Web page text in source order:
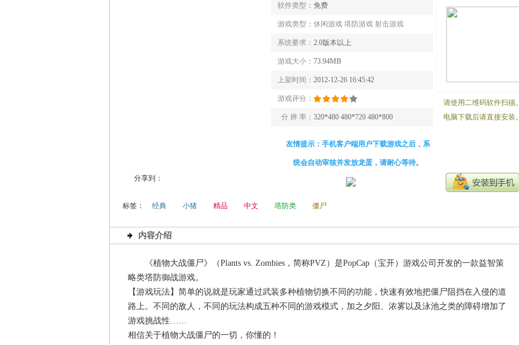
分享到：
软件类型： 免费
游戏类型： 休闲游戏 塔防游戏 射击游戏
系统要求： 2.0版本以上
游戏大小： 73.94MB
上架时间： 2012-12-26 16:45:42
游戏评分：
分 辨 率： 320*480 480*720 480*800
友情提示：手机客户端用户下载游戏之后，系
统会自动审核并发放龙蛋，请耐心等待。
标签： 经典 小猪 精品 中文 塔防类 僵尸
请使用二维码软件扫描。
电脑下载后请直接安装。
内容介绍
《植物大战僵尸》（Plants vs. Zombies，简称PVZ）是PopCap（宝开）游戏公司开发的一款益智策
略类塔防御战游戏。
【游戏玩法】简单的说就是玩家通过武装多种植物切换不同的功能，快速有效地把僵尸阻挡在入侵的道
路上。不同的敌人，不同的玩法构成五种不同的游戏模式，加之夕阳、浓雾以及泳池之类的障碍增加了
游戏挑战性……
相信关于植物大战僵尸的一切，你懂的！